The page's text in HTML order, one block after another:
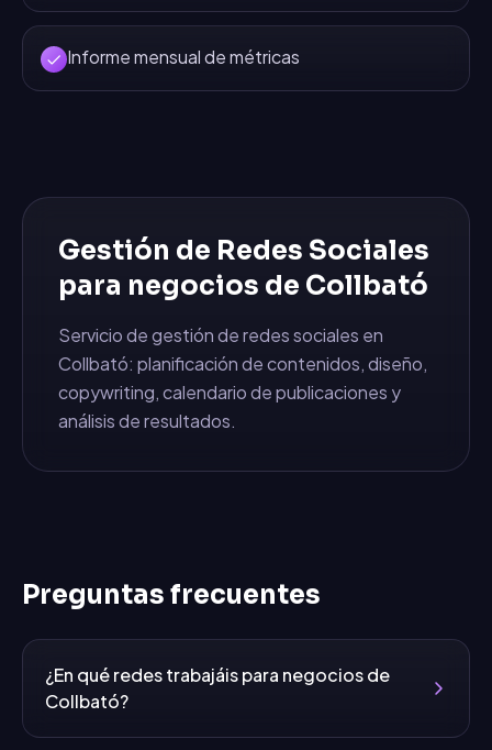
Informe mensual de métricas
Gestión de Redes Sociales
para negocios de Collbató
Servicio de gestión de redes sociales en
Collbató: planificación de contenidos, diseño,
copywriting, calendario de publicaciones y
análisis de resultados.
Preguntas frecuentes
¿En qué redes trabajáis para negocios de
Collbató?